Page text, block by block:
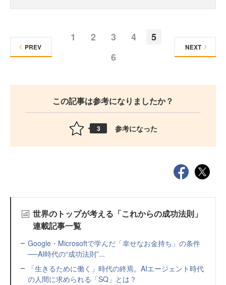
1 2 3 4
5
6
PREV NEXT
この記事は参考になりましたか？
3 参考になった
世界のトップが考える「これからの成功法則」
連載記事一覧
Google・Microsoftで学んだ「幸せなお金持ち」の条件
──AI時代の“成功法則”...
「生きるために働く」時代の終焉。AIエージェント時代
の人間に求められる「SQ」とは？